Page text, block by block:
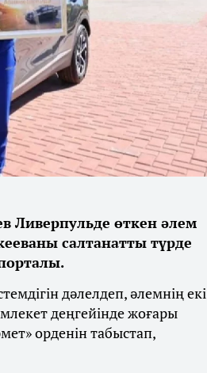
Ливерпульде өткен әлем
салтанатты түрде
дәлелдеп, әлемнің екі
деңгейінде жоғары
орденін табыстап,